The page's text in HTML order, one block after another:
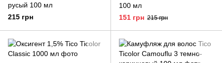
русый 100 мл
215 грн
100 мл
151 грн 215 грн